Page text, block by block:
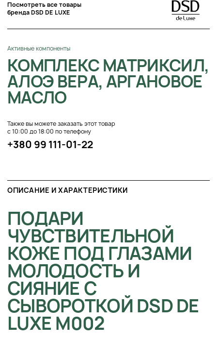
Посмотреть все товары
бренда DSD DE LUXE
Активные компоненты
КОМПЛЕКС МАТРИКСИЛ,
АЛОЭ ВЕРА, АРГАНОВОЕ
МАСЛО
Также вы можете заказать этот товар
с 10:00 до 18:00 по телефону
+380 99 111-01-22
ОПИСАНИЕ И ХАРАКТЕРИСТИКИ
ПОДАРИ
ЧУВСТВИТЕЛЬНОЙ
КОЖЕ ПОД ГЛАЗАМИ
МОЛОДОСТЬ И
СИЯНИЕ С
СЫВОРОТКОЙ DSD DE
LUXE M002